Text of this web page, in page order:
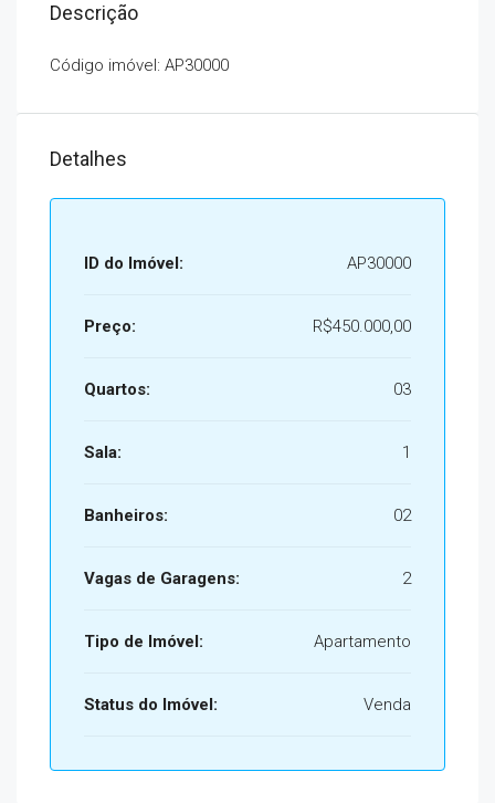
Descrição
Código imóvel: AP30000
Detalhes
ID do Imóvel: AP30000
Preço: R$450.000,00
Quartos: 03
Sala: 1
Banheiros: 02
Vagas de Garagens: 2
Tipo de Imóvel: Apartamento
Status do Imóvel: Venda